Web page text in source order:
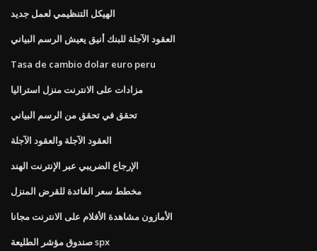
الهيكل التنظيمي لعمل جديد
العقود الآجلة للبنك أنيق يعيش الرسم البياني
Tasa de cambio dolar euro peru
مزادات على الانترنت منزل استراليا
تحقق في تحقق من الرسم البياني
العقود الآجلة والعقود الآجلة
الإرجاع الضريبي عبر الإنترنت الهند
مخطط سعر الفائدة للقرض المنزل
الأمازون مشاهدة الأفلام على الانترنت مجانا
صندوق مؤشر الطليعة spx